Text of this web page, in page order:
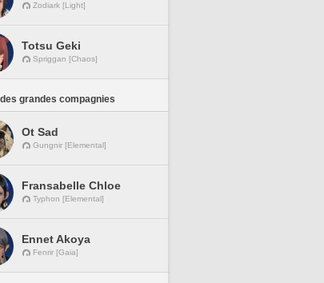
Zodiark [Light]
Totsu Geki
Spriggan [Chaos]
grandes compagnies
Ot Sad
Gungnir [Elemental]
Fransabelle Chloe
Typhon [Elemental]
Ennet Akoya
Fenrir [Gaia]